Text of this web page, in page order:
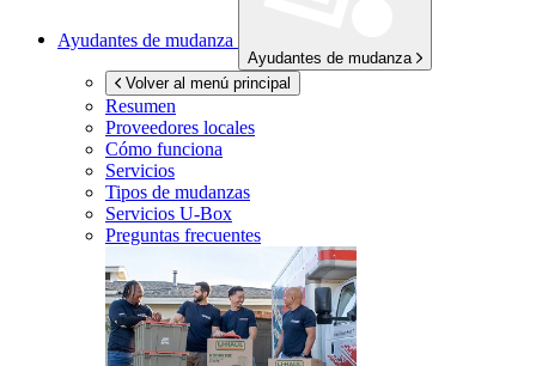
Ayudantes de mudanza
Ayudantes de mudanza
Volver al menú principal
Resumen
Proveedores locales
Cómo funciona
Servicios
Tipos de mudanzas
Servicios U-Box
Preguntas frecuentes